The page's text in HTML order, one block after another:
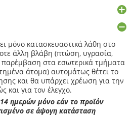
μόνο κατασκευαστικά λάθη στο
άλλη βλάβη (πτώση, υγρασία,
παρέμβαση στα εσωτερικά τμήματα
άτομα) αυτομάτως θέτει το
και θα υπάρχει χρέωση για την
και για τον έλεγχο.
ημερών μόνο εάν το προϊόν
σε άψογη κατάσταση